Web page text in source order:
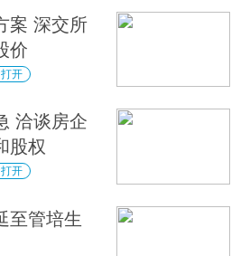
案 深交所
价
开
洽谈房企
股权
开
至管培生